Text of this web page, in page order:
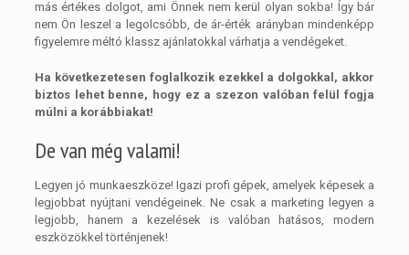
más értékes dolgot, ami Önnek nem kerül olyan sokba! Így bár
nem Ön leszel a legolcsóbb, de ár-érték arányban mindenképp
figyelemre méltó klassz ajánlatokkal várhatja a vendégeket.
Ha következetesen foglalkozik ezekkel a dolgokkal, akkor
biztos lehet benne, hogy ez a szezon valóban felül fogja
múlni a korábbiakat!
De van még valami!
Legyen jó munkaeszköze! Igazi profi gépek, amelyek képesek a
legjobbat nyújtani vendégeinek. Ne csak a marketing legyen a
legjobb, hanem a kezelések is valóban hatásos, modern
eszközökkel történjenek!